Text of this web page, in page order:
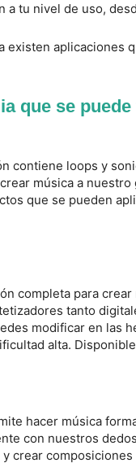
a tu nivel de uso,
existen aplicaciones
que se
contiene loops y
música a
que se pueden
completa para
tanto
modificar en las
alta.
hacer música
con nuestros
crear